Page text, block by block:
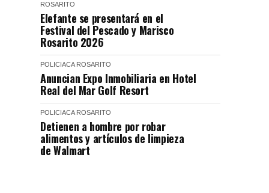
ROSARITO
Elefante se presentará en el
Festival del Pescado y Marisco
Rosarito 2026
POLICIACA ROSARITO
Anuncian Expo Inmobiliaria en Hotel
Real del Mar Golf Resort
POLICIACA ROSARITO
Detienen a hombre por robar
alimentos y artículos de limpieza
de Walmart